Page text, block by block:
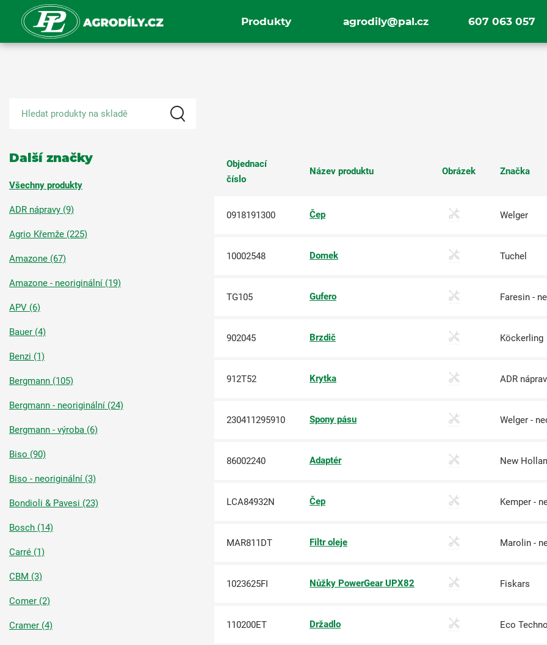
agrodily@pal.cz 607 063 057
Produkty
Další značky
Všechny produkty
ADR nápravy (9)
Agrio Křemže (225)
Amazone (67)
Amazone - neoriginální (19)
APV (6)
Bauer (4)
Benzi (1)
Bergmann (105)
Bergmann - neoriginální (24)
Bergmann - výroba (6)
Biso (90)
Biso - neoriginální (3)
Bondioli & Pavesi (23)
Bosch (14)
Carré (1)
CBM (3)
Comer (2)
Cramer (4)
Objednací
číslo
Název produktu Obrázek Značka
0918191300 Čep Welger
10002548 Domek Tuchel
TG105 Gufero Faresin -
902045 Brzdič Köckerling
912T52 Krytka ADR
230411295910 Spony pásu Welger -
86002240 Adaptér New
LCA84932N Čep Kemper -
MAR811DT Filtr oleje Marolin -
1023625FI Nůžky PowerGear UPX82 Fiskars
110200ET Držadlo Eco